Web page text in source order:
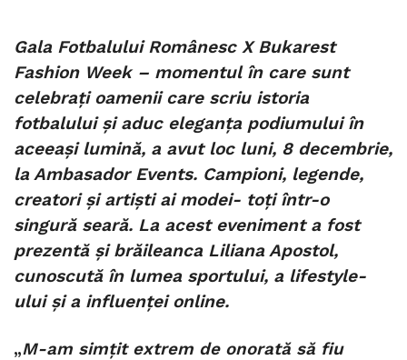
Gala Fotbalului Românesc X Bukarest
Fashion Week – momentul în care sunt
celebrați oamenii care scriu istoria
fotbalului și aduc eleganța podiumului în
aceeași lumină, a avut loc luni, 8 decembrie,
la Ambasador Events. Campioni, legende,
creatori și artiști ai modei- toți într-o
singură seară. La acest eveniment a fost
prezentă și brăileanca Liliana Apostol,
cunoscută în lumea sportului, a lifestyle-
ului și a influenței online.
„M-am simțit extrem de onorată să fiu